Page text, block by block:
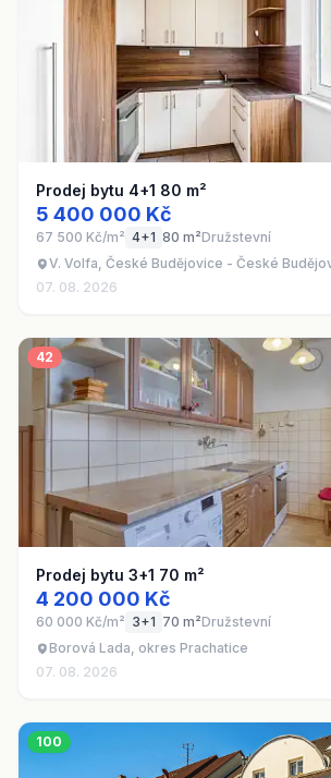
Prodej bytu 4+1 80 m²
5 400 000 Kč
67 500 Kč/m² 4+1 80 m²Družstevní
V. Volfa, České Budějovice - České
07. 08. 2026
42
Prodej bytu 3+1 70 m²
4 200 000 Kč
60 000 Kč/m² 3+1 70 m²Družstevní
Borová Lada, okres Prachatice
07. 08. 2026
100